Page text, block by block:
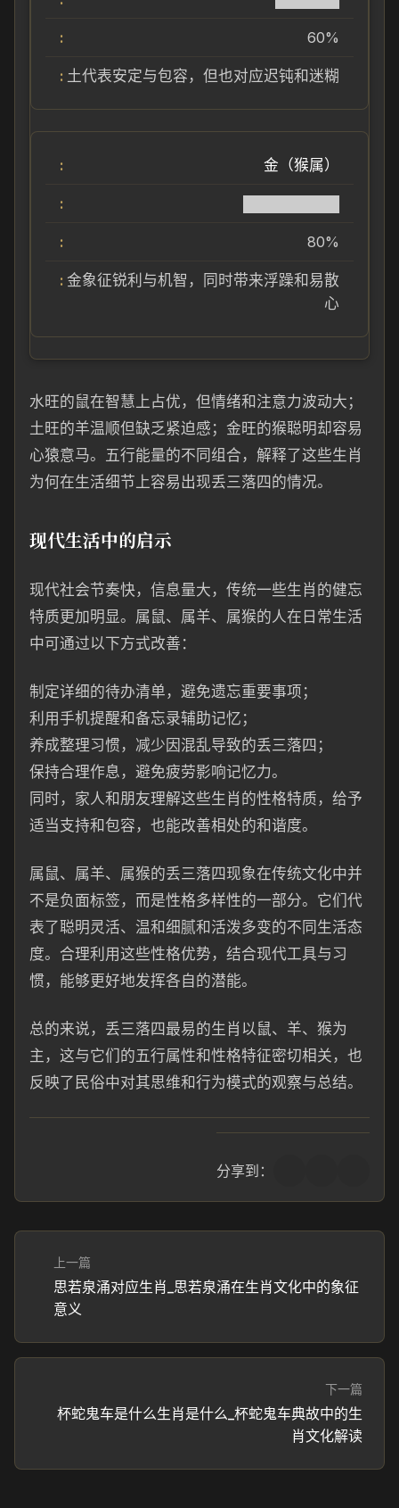
60%
土代表安定与包容，但也对应迟钝和迷糊
金（猴属）
80%
金象征锐利与机智，同时带来浮躁和易散
心
水旺的鼠在智慧上占优，但情绪和注意力波动大；
土旺的羊温顺但缺乏紧迫感；金旺的猴聪明却容易
心猿意马。五行能量的不同组合，解释了这些生肖
为何在生活细节上容易出现丢三落四的情况。
现代生活中的启示
现代社会节奏快，信息量大，传统一些生肖的健忘
特质更加明显。属鼠、属羊、属猴的人在日常生活
中可通过以下方式改善：
制定详细的待办清单，避免遗忘重要事项；
利用手机提醒和备忘录辅助记忆；
养成整理习惯，减少因混乱导致的丢三落四；
保持合理作息，避免疲劳影响记忆力。
同时，家人和朋友理解这些生肖的性格特质，给予
适当支持和包容，也能改善相处的和谐度。
属鼠、属羊、属猴的丢三落四现象在传统文化中并
不是负面标签，而是性格多样性的一部分。它们代
表了聪明灵活、温和细腻和活泼多变的不同生活态
度。合理利用这些性格优势，结合现代工具与习
惯，能够更好地发挥各自的潜能。
总的来说，丢三落四最易的生肖以鼠、羊、猴为
主，这与它们的五行属性和性格特征密切相关，也
反映了民俗中对其思维和行为模式的观察与总结。
分享到：
上一篇
思若泉涌对应生肖_思若泉涌在生肖文化中的象征
意义
下一篇
杯蛇鬼车是什么生肖是什么_杯蛇鬼车典故中的生
肖文化解读